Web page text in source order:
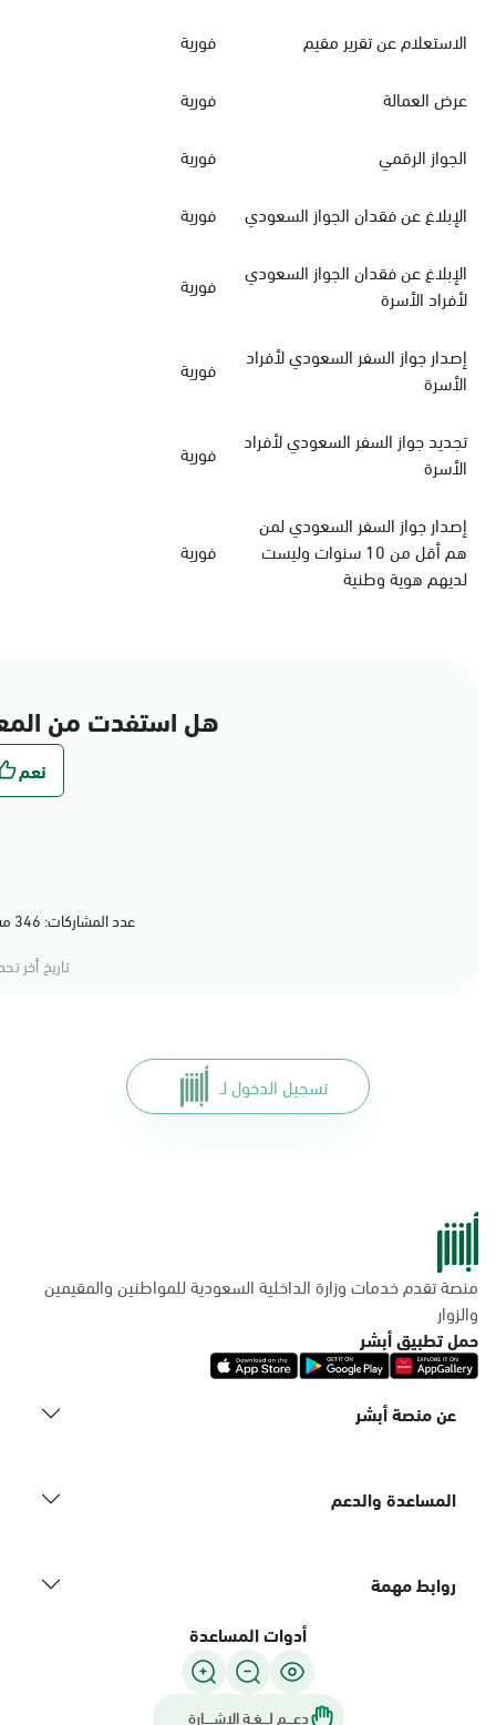
الاستعلام عن تقرير مقيم
فورية
عرض العمالة
فورية
الجواز الرقمي
فورية
الإبلاغ عن فقدان الجواز السعودي
فورية
الإبلاغ عن فقدان الجواز السعودي
لأفراد الأسرة
فورية
‏إصدار جواز السفر السعودي‏‏ لأفراد
الأسرة
فورية
‏تجديد جواز السفر السعودي‏ لأفراد
الأسرة
فورية
إصدار جواز السفر السعودي لمن
هم أقل من 10 سنوات وليست
لديهم هوية وطنية
فورية
هل استفدت من
عدد المشاركات: 346 مشاركة (79%) أعجبهم المحتوى
تاريخ أخر
تسجيل الدخول لـ
منصة تقدم خدمات وزارة الداخلية السعودية للمواطنين والمقيمين
والزوار
حمل تطبيق أبشر
عن منصة أبشر
المساعدة والدعم
روابط مهمة
أدوات المساعدة
دعـــم لـــغـة الاشــــارة